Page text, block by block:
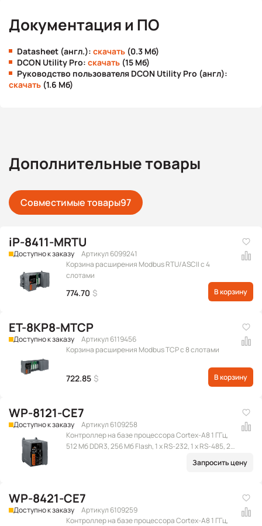
Документация и ПО
Datasheet (англ.): скачать (0.3 Мб)
DCON Utility Pro: скачать (15 Мб)
Руководство пользователя DCON Utility Pro (англ):
скачать (1.6 Мб)
Дополнительные товары
Совместимые товары97
iP-8411-MRTU
Доступно к заказу
Артикул 6099241
Корзина расширения Modbus RTU/ASCII с 4
слотами
774.70 $ В корзину
ET-8KP8-MTCP
Доступно к заказу
Артикул 6119456
Корзина расширения Modbus TCP с 8 слотами
722.85 $ В корзину
WP-8121-CE7
Доступно к заказу
Артикул 6109258
Контроллер на базе процессора Cortex-A8 1 ГГц,
512 Мб DDR3, 256 Мб Flash, 1 x RS-232, 1 x RS-485, 2 x
Запросить цену
WP-8421-CE7
Доступно к заказу
Артикул 6109259
Контроллер на базе процессора Cortex-A8 1 ГГц,